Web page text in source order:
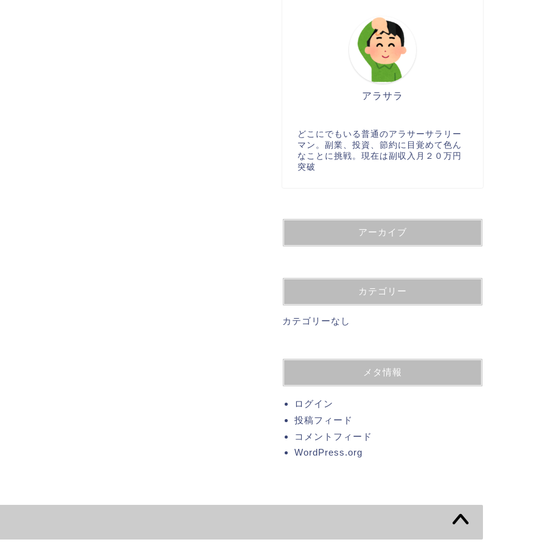
アラサラ
どこにでもいる普通のアラサーサラリー
マン。副業、投資、節約に目覚めて色ん
なことに挑戦。現在は副収入月２０万円
突破
アーカイブ
カテゴリー
カテゴリーなし
メタ情報
ログイン
投稿フィード
コメントフィード
WordPress.org